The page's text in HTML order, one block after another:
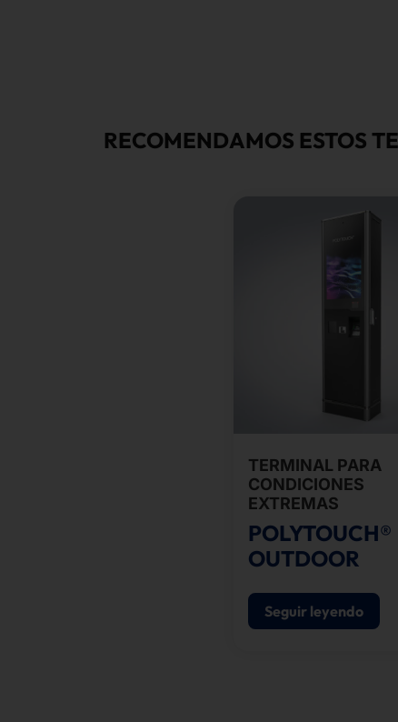
RECOMENDAMOS ESTOS
TERMINAL PARA
CONDICIONES
EXTREMAS
POLYTOUCH®
OUTDOOR
Seguir leyendo